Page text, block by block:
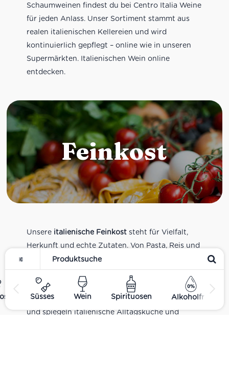
Süsses Wein Spirituosen Alkoholfrei
Schaumweinen findest du bei Centro Italia Weine
für jeden Anlass. Unser Sortiment stammt aus
realen italienischen Kellereien und wird
kontinuierlich gepflegt – online wie in unseren
Supermärkten. Italienischen Wein online
entdecken.
Feinkost
Unsere italienische Feinkoststeht für Vielfalt,
Herkunft und echte Zutaten. Von Pasta, Reis und
Tomatensaucen über Olivenöl, Antipasti und
Pesto bis zu Balsamico und Spezialitäten aus
verschiedenen Regionen Italiens. Alle Produkte
sind Teil unseres realen Supermarkt-Sortiments
und spiegeln italienische Alltagsküche und